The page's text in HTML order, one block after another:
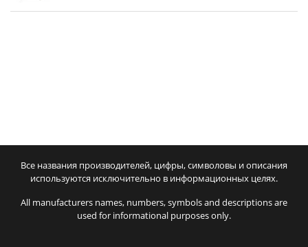
Все названия производителей, цифры, символовы и описания
используются исключительно в информационных целях.
All manufacturers names, numbers, symbols and descriptions are
used for informational purposes only.